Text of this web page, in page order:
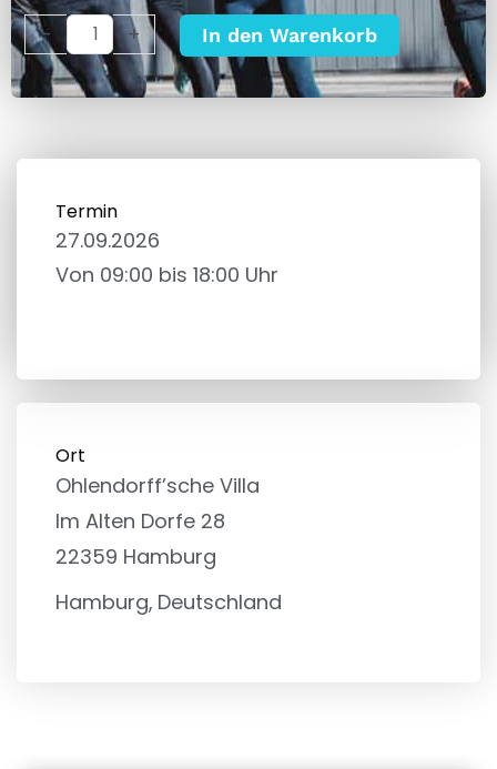
-
Hamburg
27.09.2026
Menge
+ In den Warenkorb
Termin
27.09.2026
Von 09:00 bis 18:00 Uhr
Ort
Ohlendorff’sche Villa
Im Alten Dorfe 28
22359 Hamburg
Hamburg, Deutschland